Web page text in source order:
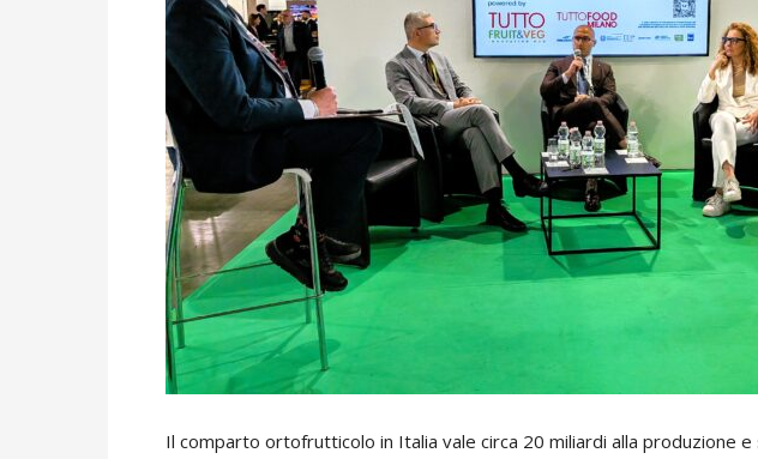
Il comparto ortofrutticolo in Italia vale circa 20 miliardi alla produzione